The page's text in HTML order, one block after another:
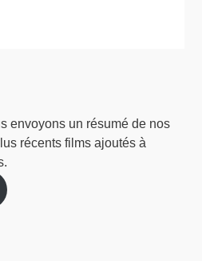
envoyons un résumé de nos
récents films ajoutés à